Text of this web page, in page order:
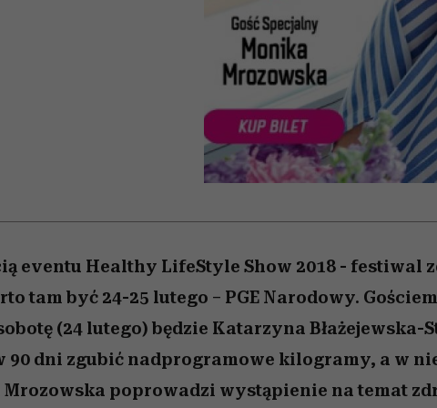
najbardziej pożądane
ubrania i marki sezonu
eventu Healthy LifeStyle Show 2018 - festiwal
tam być 24-25 lutego – PGE Narodowy. Gościem
(24 lutego) będzie Katarzyna Błażejewska-
90 dni zgubić nadprogramowe kilogramy, a w
poprowadzi wystąpienie na temat